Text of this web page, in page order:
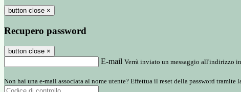
button close ×
Recupero password
button close ×
E-mail Verrà inviato un messaggio all'indirizzo
Non hai una e-mail associata al nome utente? Effettua il reset della password tramite